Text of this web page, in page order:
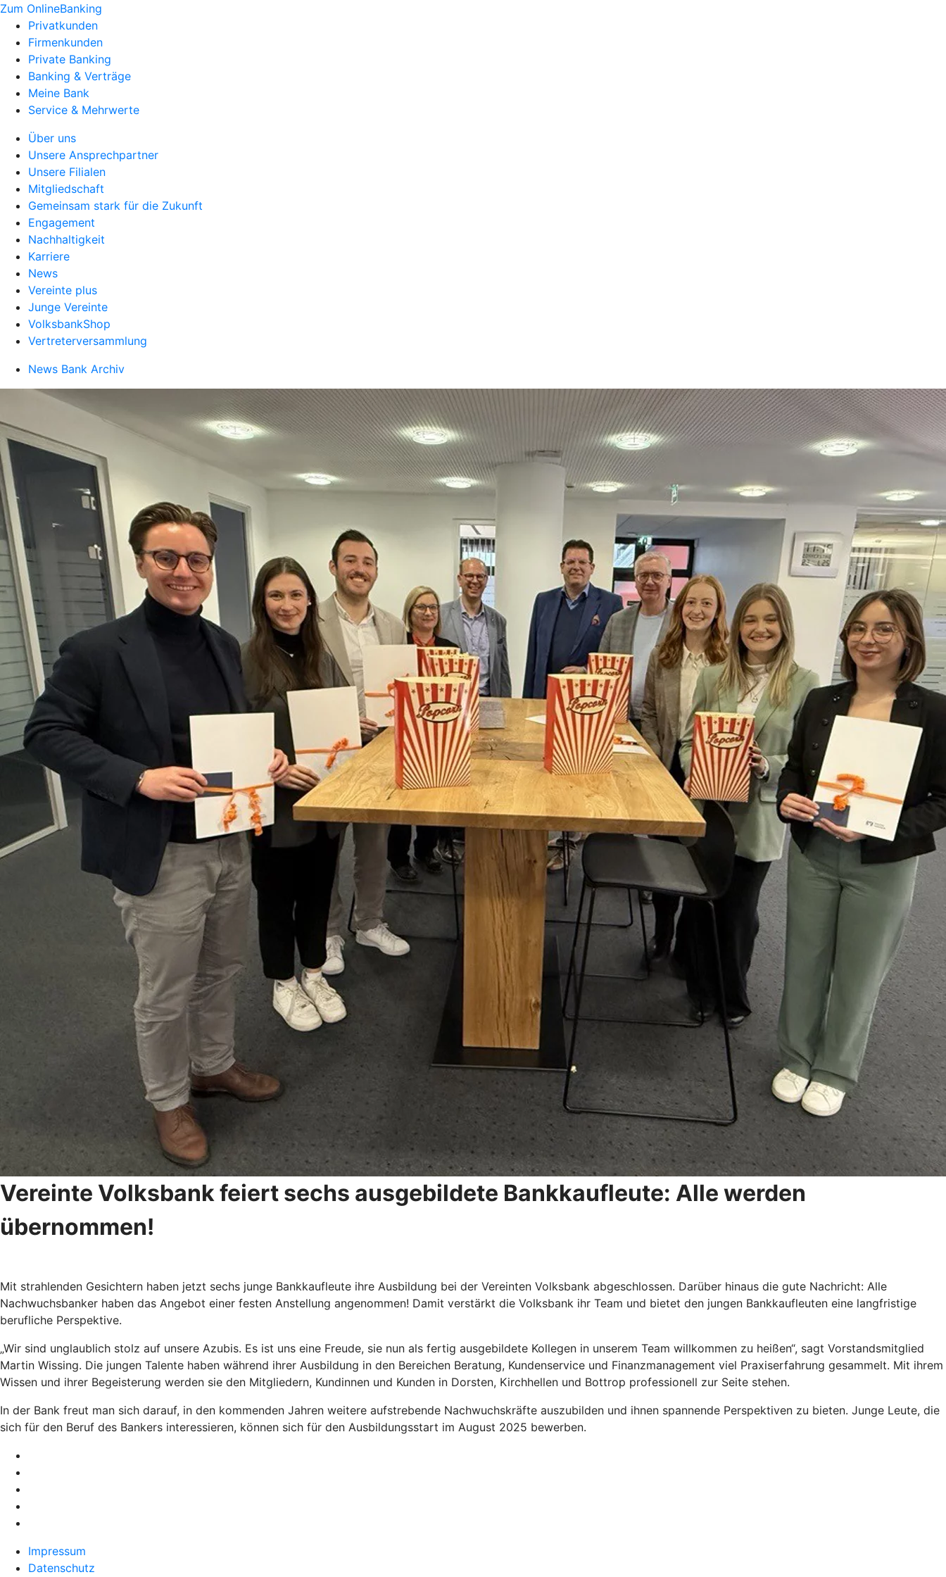
Zum OnlineBanking
Privatkunden
Firmenkunden
Private Banking
Banking & Verträge
Meine Bank
Service & Mehrwerte
Über uns
Unsere Ansprechpartner
Unsere Filialen
Mitgliedschaft
Gemeinsam stark für die Zukunft
Engagement
Nachhaltigkeit
Karriere
News
Vereinte plus
Junge Vereinte
VolksbankShop
Vertreterversammlung
News Bank Archiv
Vereinte Volksbank feiert sechs ausgebildete Bankkaufleute: Alle werden
übernommen!
Mit strahlenden Gesichtern haben jetzt sechs junge Bankkaufleute ihre Ausbildung bei der Vereinten Volksbank abgeschlossen. Darüber hinaus die gute Nachricht: Alle
Nachwuchsbanker haben das Angebot einer festen Anstellung angenommen! Damit verstärkt die Volksbank ihr Team und bietet den jungen Bankkaufleuten eine langfristige
berufliche Perspektive.
„Wir sind unglaublich stolz auf unsere Azubis. Es ist uns eine Freude, sie nun als fertig ausgebildete Kollegen in unserem Team willkommen zu heißen“, sagt Vorstandsmitglied
Martin Wissing. Die jungen Talente haben während ihrer Ausbildung in den Bereichen Beratung, Kundenservice und Finanzmanagement viel Praxiserfahrung gesammelt. Mit ihrem
Wissen und ihrer Begeisterung werden sie den Mitgliedern, Kundinnen und Kunden in Dorsten, Kirchhellen und Bottrop professionell zur Seite stehen.
In der Bank freut man sich darauf, in den kommenden Jahren weitere aufstrebende Nachwuchskräfte auszubilden und ihnen spannende Perspektiven zu bieten. Junge Leute, die
sich für den Beruf des Bankers interessieren, können sich für den Ausbildungsstart im August 2025 bewerben.
Impressum
Datenschutz